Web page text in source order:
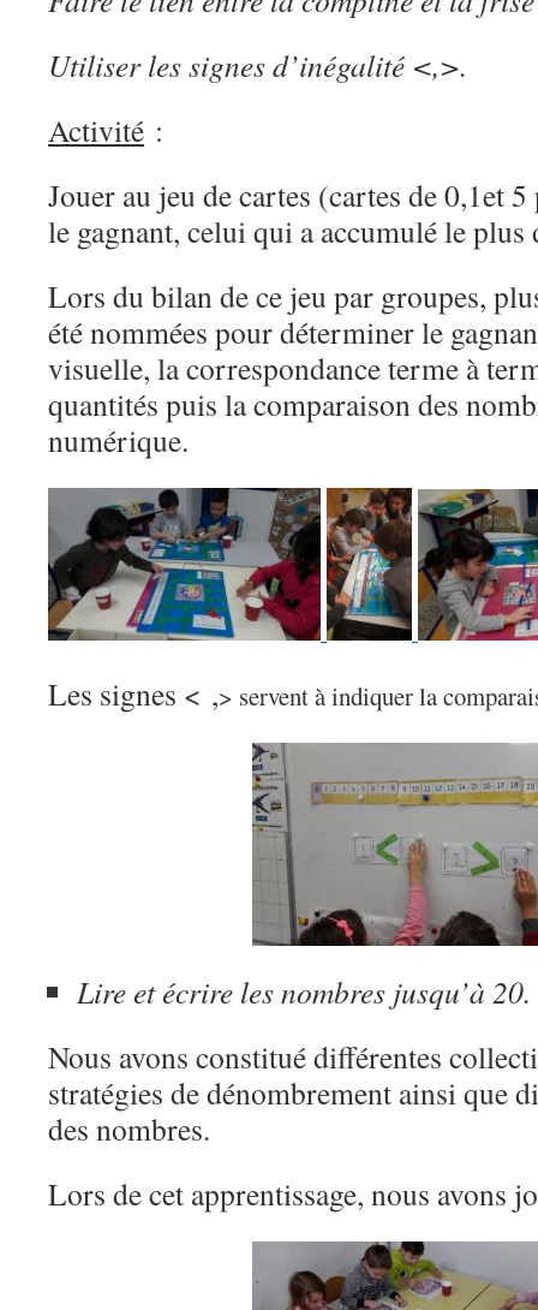
Utiliser les signes d’inégalité <,>.
Activité :
Jouer au jeu de cartes (cartes de 0,1et
le gagnant, celui qui a accumulé le plus
Lors du bilan de ce jeu par groupes,
été nommées pour déterminer le
visuelle, la correspondance terme à
quantités puis la comparaison des
numérique.
Les signes < ,> servent à indiquer la
Lire et écrire les nombres jusqu’à 20.
Nous avons constitué différentes
stratégies de dénombrement ainsi que
des nombres.
Lors de cet apprentissage, nous avons